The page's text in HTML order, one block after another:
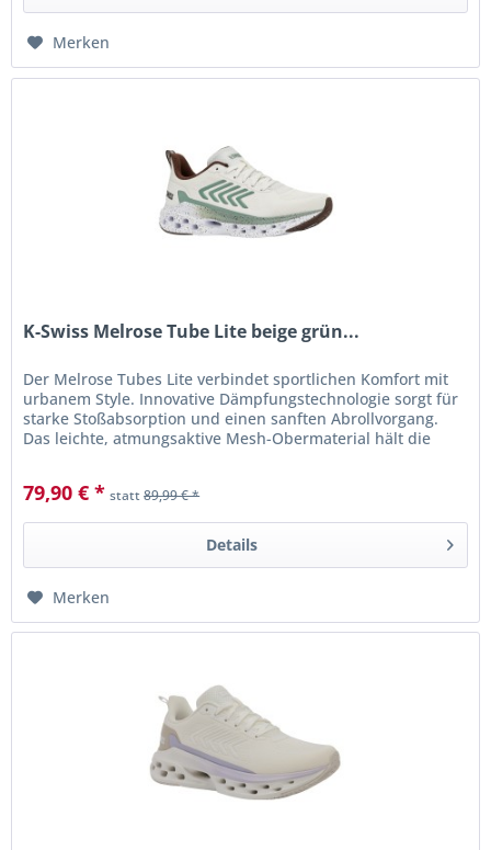
Merken
K-Swiss Melrose Tube Lite beige grün...
Der Melrose Tubes Lite verbindet sportlichen Komfort mit
urbanem Style. Innovative Dämpfungstechnologie sorgt für
starke Stoßabsorption und einen sanften Abrollvorgang.
Das leichte, atmungsaktive Mesh-Obermaterial hält die
79,90 € * statt89,99 € *
Details
Merken